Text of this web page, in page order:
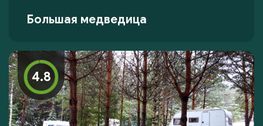
Большая медведица
4.8